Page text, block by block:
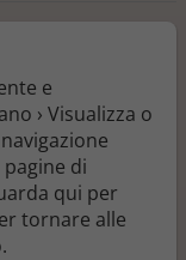
e
› Visualizza o
di
qui per
tornare alle